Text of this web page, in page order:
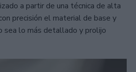
a partir de una técnica de alta
precisión el material de base y
sea lo más detallado y prolijo